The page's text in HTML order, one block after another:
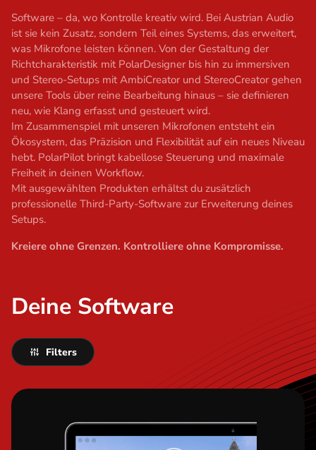
Software – da, wo Kontrolle kreativ wird. Bei Austrian Audio
ist sie kein Zusatz, sondern Teil eines Systems, das erweitert,
was Mikrofone leisten können. Von der Gestaltung der
Richtcharakteristik mit PolarDesigner bis hin zu immersiven
und Stereo-Setups mit AmbiCreator und StereoCreator gehen
unsere Tools über reine Bearbeitung hinaus – sie definieren
neu, wie Klang erfasst und gesteuert wird.
Im Zusammenspiel mit unseren Mikrofonen entsteht ein
Ökosystem, das Präzision und Flexibilität auf ein neues Niveau
hebt. PolarPilot bringt kabellose Steuerung und maximale
Freiheit in deinen Workflow.
Mit ausgewählten Produkten erhältst du zusätzlich
professionelle Third-Party-Software zur Erweiterung deines
Setups.
Kreiere ohne Grenzen. Kontrolliere ohne Kompromisse.
Deine Software
Filters